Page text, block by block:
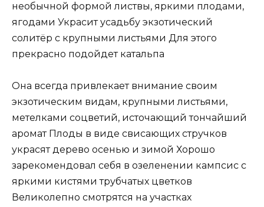
необычной формой листвы, яркими плодами,
ягодами Украсит усадьбу экзотический
солитёр с крупными листьями Для этого
прекрасно подойдет катальпа
Она всегда привлекает внимание своим
экзотическим видам, крупными листьями,
метелками соцветий, источающий тончайший
аромат Плоды в виде свисающих стручков
украсят дерево осенью и зимой Хорошо
зарекомендовал себя в озеленении кампсис с
яркими кистями трубчатых цветков
Великолепно смотрятся на участках